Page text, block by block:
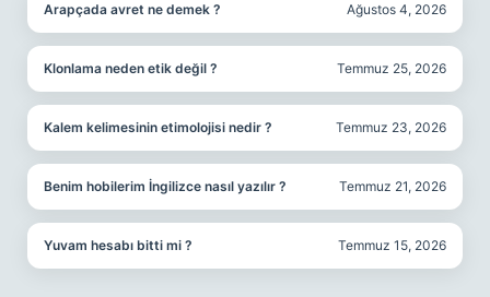
Arapçada avret ne demek ? Ağustos 4, 2026
Klonlama neden etik değil ? Temmuz 25, 2026
Kalem kelimesinin etimolojisi nedir ? Temmuz 23, 2026
Benim hobilerim İngilizce nasıl yazılır ? Temmuz 21, 2026
Yuvam hesabı bitti mi ? Temmuz 15, 2026